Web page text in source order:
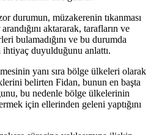
durumun, müzakerenin tıkanması
aktararak, tarafların ve
bulamadığını ve bu durumda
ihtiyaç duyulduğunu anlattı.
yanı sıra bölge ülkeleri olarak
belirten Fidan, bunun en başta
bu nedenle bölge ülkelerinin
için ellerinden geleni yaptığını